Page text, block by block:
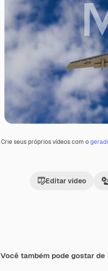
Crie seus próprios vídeos com o
Editar vídeo
Você também pode gostar de